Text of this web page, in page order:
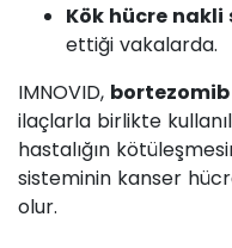
Kök hücre nakli
ettiği vakalarda.
IMNOVID, bortezomib
ilaçlarla birlikte
hastalığın
sisteminin kanser
olur.